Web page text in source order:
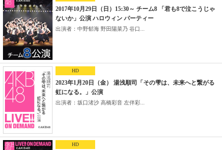
2017年10月29日（日）15:30～ チーム8 「君も8で泣こうじゃ
ないか」公演 ハロウィン パーティー
出演者：中野郁海 野田陽菜乃 谷口...
HD
2023年1月20日（金） 湯浅順司「その雫は、未来へと繋がる
虹になる。」公演
出演者：坂口渚沙 高橋彩音 左伴彩...
HD